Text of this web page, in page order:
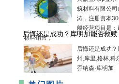
筑材料有限公司
涛，注册资本
般经营项目是：
材料销售；
后悔还是成功？库明加能否救
后悔还是成功？
州,库里,格林,科
乔纳森·库明加